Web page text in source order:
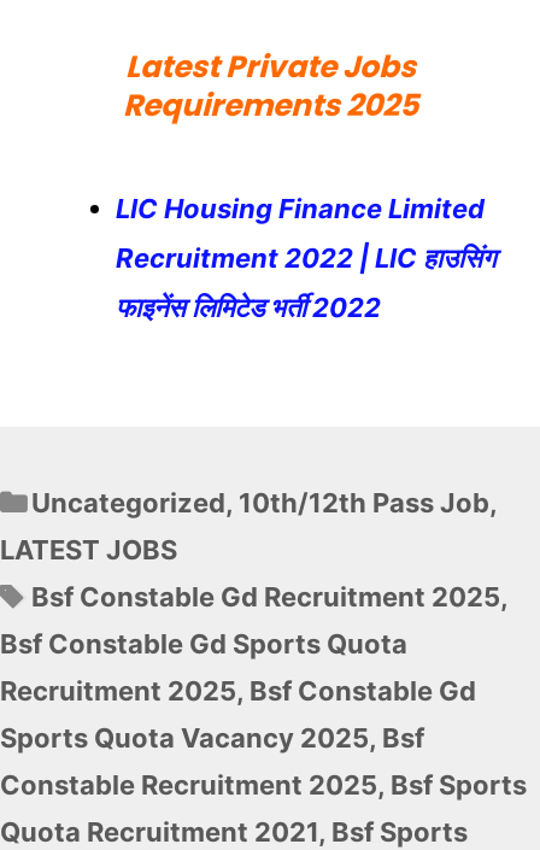
Latest Private Jobs
Requirements 2025
LIC Housing Finance Limited
Recruitment 2022 | LIC हाउसिंग
फाइनेंस लिमिटेड भर्ती 2022
Categories
Uncategorized, 10th/12th Pass Job,
LATEST JOBS
Tags
Bsf Constable Gd Recruitment 2025,
Bsf Constable Gd Sports Quota
Recruitment 2025, Bsf Constable Gd
Sports Quota Vacancy 2025, Bsf
Constable Recruitment 2025, Bsf Sports
Quota Recruitment 2021, Bsf Sports